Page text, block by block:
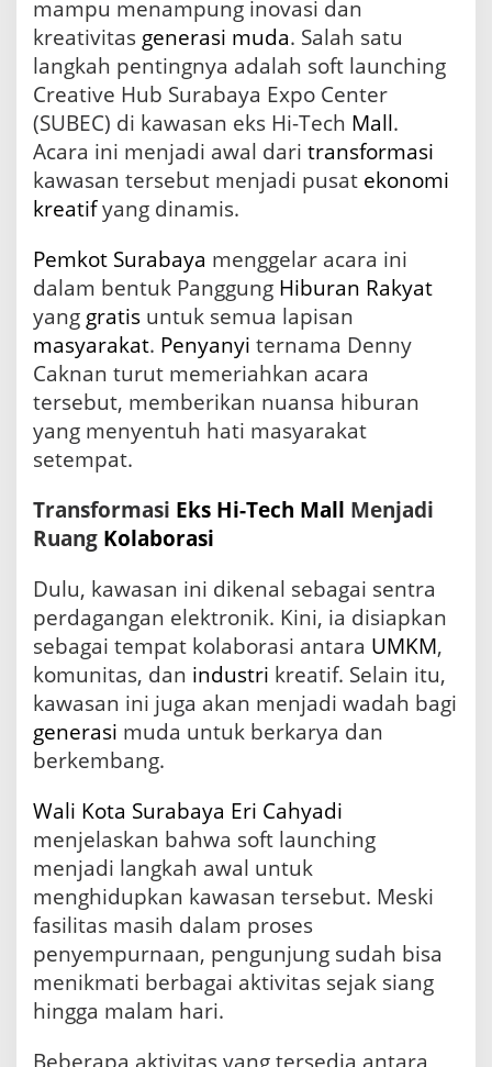
t
i
v
t
a
s
d
a
o
n
o
m
i
B
r
u
u
a
y
a
mampu menampung inovasi dan
kreativitas generasi muda. Salah satu
langkah pentingnya adalah soft launching
Creative Hub Surabaya Expo Center
(SUBEC) di kawasan eks Hi-Tech Mall.
Acara ini menjadi awal dari transformasi
kawasan tersebut menjadi pusat ekonomi
kreatifyang dinamis.
Pemkot Surabaya menggelar acara ini
dalam bentuk Panggung Hiburan Rakyat
yang gratis untuk semua lapisan
masyarakat. Penyanyi ternama Denny
Caknan turut memeriahkan acara
tersebut, memberikan nuansa hiburan
yang menyentuh hati masyarakat
setempat.
Transformasi Eks Hi-Tech Mall Menjadi
Ruang Kolaborasi
Dulu, kawasan ini dikenal sebagai sentra
perdagangan elektronik. Kini, ia disiapkan
sebagai tempat kolaborasi antara UMKM,
komunitas, dan industri kreatif. Selain itu,
kawasan ini juga akan menjadi wadah bagi
generasi muda untuk berkarya dan
berkembang.
Wali Kota Surabaya Eri Cahyadi
menjelaskan bahwa soft launching
menjadi langkah awal untuk
menghidupkan kawasan tersebut. Meski
fasilitas masih dalam proses
penyempurnaan, pengunjung sudah bisa
menikmati berbagai aktivitas sejak siang
hingga malam hari.